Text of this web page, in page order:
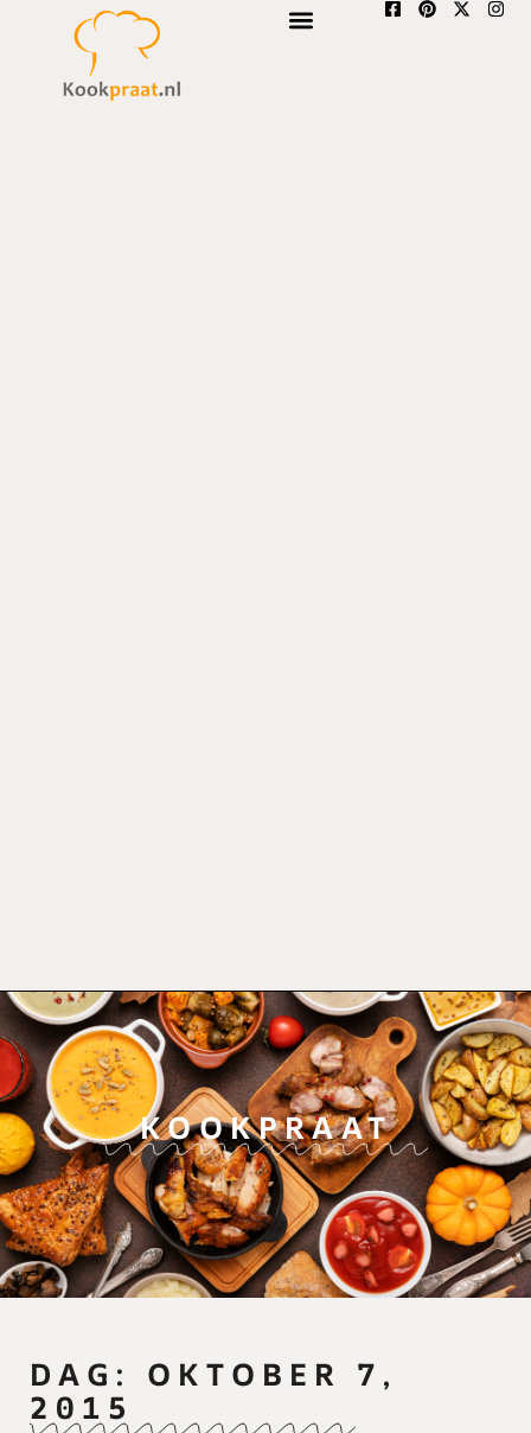
KOOKPRAAT
DAG: OKTOBER 7,
2015